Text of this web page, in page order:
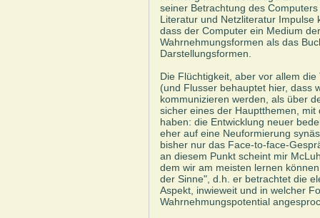
seiner Betrachtung des
Literatur und Netzliteratur
dass der Computer ein Medium
Wahrnehmungsformen als das
Darstellungsformen.
Die Flüchtigkeit, aber vor allem
(und Flusser behauptet hier, dass
kommunizieren werden, als über
sicher eines der Hauptthemen,
haben: die Entwicklung neuer
eher auf eine Neuformierung
bisher nur das Face-to-face-
an diesem Punkt scheint mir
dem wir am meisten lernen
der Sinne", d.h. er betrachtet die
Aspekt, inwieweit und in welcher
Wahrnehmungspotential